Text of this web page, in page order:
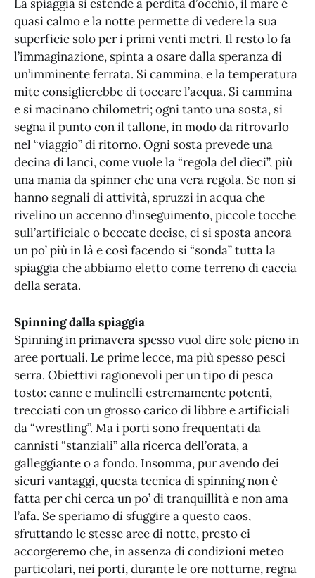
La spiaggia si estende a perdita d’occhio, il mare è
quasi calmo e la notte permette di vedere la sua
superficie solo per i primi venti metri. Il resto lo fa
l’immaginazione, spinta a osare dalla speranza di
un’imminente ferrata. Si cammina, e la temperatura
mite consiglierebbe di toccare l’acqua. Si cammina
e si macinano chilometri; ogni tanto una sosta, si
segna il punto con il tallone, in modo da ritrovarlo
nel “viaggio” di ritorno. Ogni sosta prevede una
decina di lanci, come vuole la “regola del dieci”, più
una mania da spinner che una vera regola. Se non si
hanno segnali di attività, spruzzi in acqua che
rivelino un accenno d’inseguimento, piccole tocche
sull’artificiale o beccate decise, ci si sposta ancora
un po’ più in là e così facendo si “sonda” tutta la
spiaggia che abbiamo eletto come terreno di caccia
della serata.
Spinning dalla spiaggia
Spinning in primavera spesso vuol dire sole pieno in
aree portuali. Le prime lecce, ma più spesso pesci
serra. Obiettivi ragionevoli per un tipo di pesca
tosto: canne e mulinelli estremamente potenti,
trecciati con un grosso carico di libbre e artificiali
da “wrestling”. Ma i porti sono frequentati da
cannisti “stanziali” alla ricerca dell’orata, a
galleggiante o a fondo. Insomma, pur avendo dei
sicuri vantaggi, questa tecnica di spinning non è
fatta per chi cerca un po’ di tranquillità e non ama
l’afa. Se speriamo di sfuggire a questo caos,
sfruttando le stesse aree di notte, presto ci
accorgeremo che, in assenza di condizioni meteo
particolari, nei porti, durante le ore notturne, regna